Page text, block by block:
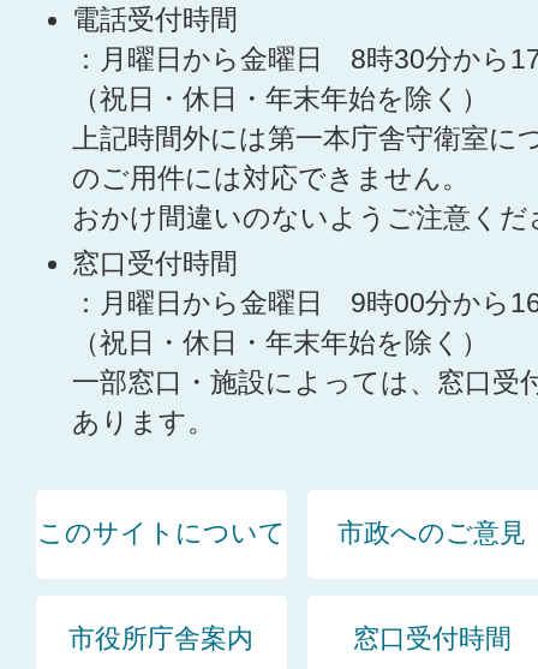
電話受付時間
：月曜日から金曜日 8時30分から
（祝日・休日・年末年始を除く）
上記時間外には第一本庁舎守衛室に
のご用件には対応できません。
おかけ間違いのないようご注意くだ
窓口受付時間
：月曜日から金曜日 9時00分から
（祝日・休日・年末年始を除く）
一部窓口・施設によっては、窓口受
あります。
このサイトについて 市政へのご意見
市役所庁舎案内 窓口受付時間